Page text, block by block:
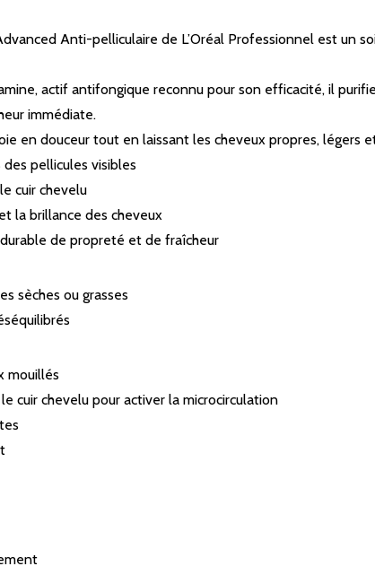
Anti-pelliculaire de L’Oréal Professionnel est
actif antifongique reconnu pour son efficacité, il
immédiate.
en douceur tout en laissant les cheveux propres, légers
des pellicules visibles
cuir chevelu
la brillance des cheveux
de propreté et de fraîcheur
sèches ou grasses
mouillés
cuir chevelu pour activer la microcirculation